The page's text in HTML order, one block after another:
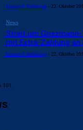
Barçawelt Redaktion - 22. Oktober
News
Streit um
mit Extra-Zahlung an
Barçawelt Redaktion - 22. Oktober
101